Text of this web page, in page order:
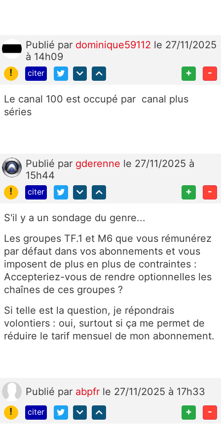
Publié par dominique59112 le 27/11/2025
à 14h09
!
citer + -
Le canal 100 est occupé par canal plus
séries
Publié par gderenne le 27/11/2025 à
15h44
!
citer + -
S'il y a un sondage du genre...
Les groupes TF.1 et M6 que vous rémunérez
par défaut dans vos abonnements et vous
imposent de plus en plus de contraintes :
Accepteriez-vous de rendre optionnelles les
chaînes de ces groupes ?
Si telle est la question, je répondrais
volontiers : oui, surtout si ça me permet de
réduire le tarif mensuel de mon abonnement.
Publié par abpfr le 27/11/2025 à 17h33
!
citer + -